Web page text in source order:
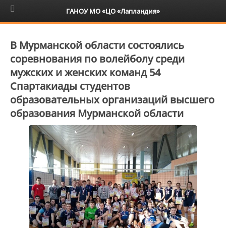
6+
В Мурманской области состоялись
соревнования по волейболу среди
мужских и женских команд 54
Спартакиады студентов
образовательных организаций высшего
образования Мурманской области
ГАНОУ МО «ЦО «Лапландия»